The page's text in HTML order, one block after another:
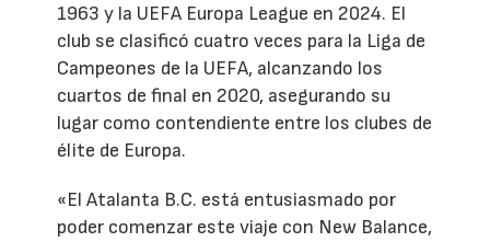
1963 y la UEFA Europa League en 2024. El
club se clasificó cuatro veces para la Liga de
Campeones de la UEFA, alcanzando los
cuartos de final en 2020, asegurando su
lugar como contendiente entre los clubes de
élite de Europa.
«El Atalanta B.C. está entusiasmado por
poder comenzar este viaje con New Balance,